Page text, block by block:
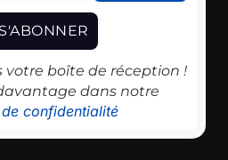
boîte de réception !
dans notre
confidentialité